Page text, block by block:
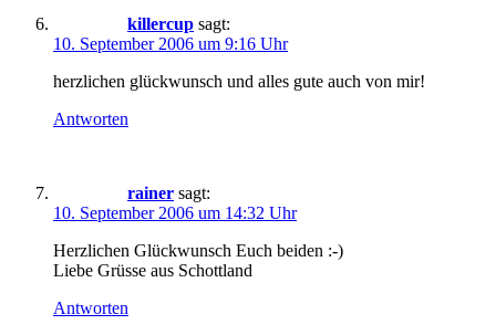
killercup sagt:
10. September 2006 um 9:16 Uhr
herzlichen glückwunsch und alles gute auch von mir!
Antworten
rainer sagt:
10. September 2006 um 14:32 Uhr
Herzlichen Glückwunsch Euch beiden :-)
Liebe Grüsse aus Schottland
Antworten